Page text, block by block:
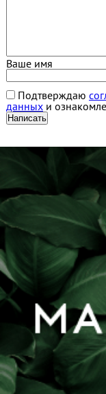
Ваше имя
Подтверждаю
данныхи